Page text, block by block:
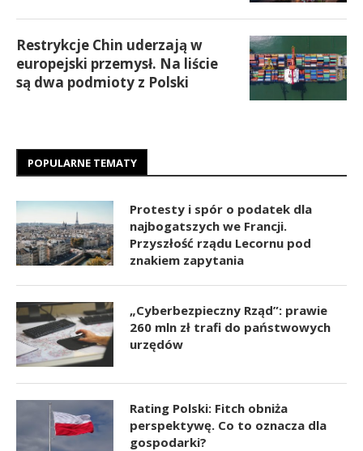
Restrykcje Chin uderzają w
europejski przemysł. Na liście
są dwa podmioty z Polski
POPULARNE TEMATY
Protesty i spór o podatek dla
najbogatszych we Francji.
Przyszłość rządu Lecornu pod
znakiem zapytania
„Cyberbezpieczny Rząd”: prawie
260 mln zł trafi do państwowych
urzędów
Rating Polski: Fitch obniża
perspektywę. Co to oznacza dla
gospodarki?